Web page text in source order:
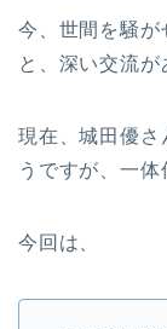
今、世間を騒が
と、深い交流
現在、城田優さ
うですが、一体
今回は、